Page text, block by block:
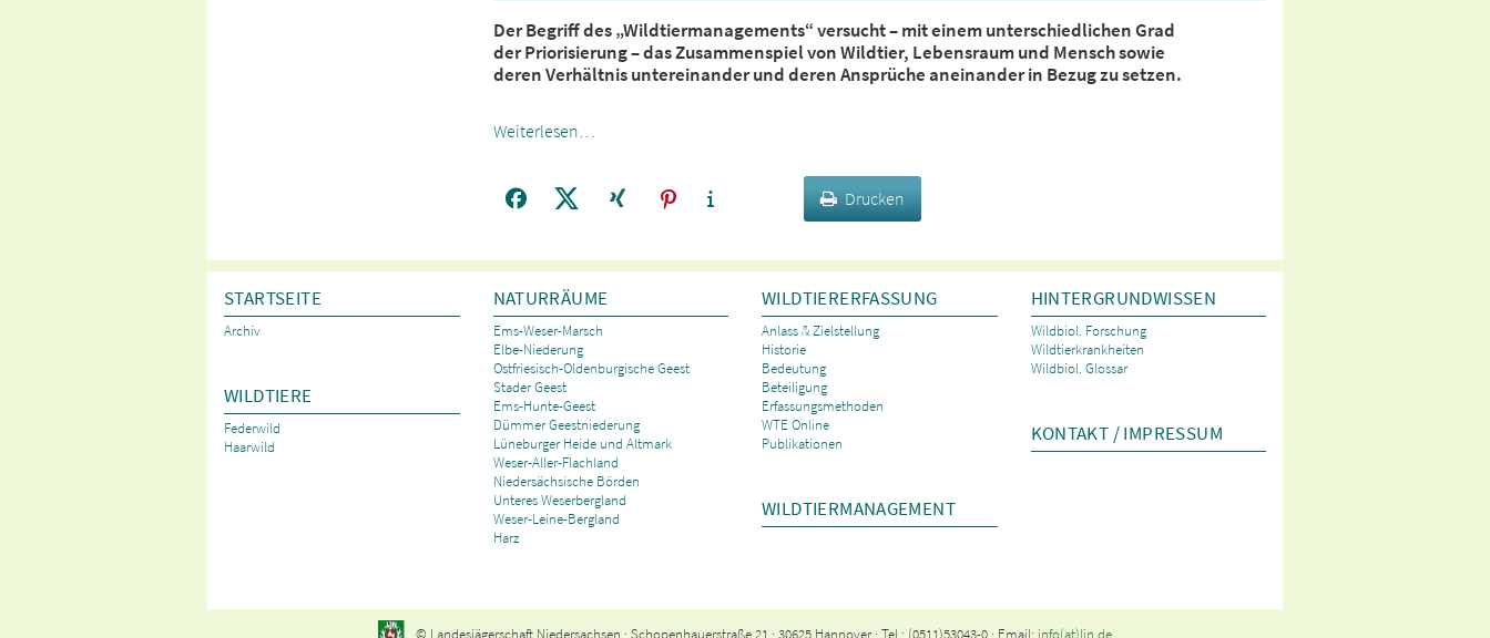
Der Begriff des „Wildtiermanagements“ versucht – mit einem unterschiedlichen Grad
der Priorisierung – das Zusammenspiel von Wildtier, Lebensraum und Mensch sowie
deren Verhältnis untereinander und deren Ansprüche aneinander in Bezug zu setzen.
Weiterlesen…
Drucken
STARTSEITE
Archiv
WILDTIERE
Federwild
Haarwild
NATURRÄUME
Ems-Weser-Marsch
Elbe-Niederung
Ostfriesisch-Oldenburgische Geest
Stader Geest
Ems-Hunte-Geest
Dümmer Geestniederung
Lüneburger Heide und Altmark
Weser-Aller-Flachland
Niedersächsische Börden
Unteres Weserbergland
Weser-Leine-Bergland
Harz
WILDTIERERFASSUNG
Anlass & Zielstellung
Historie
Bedeutung
Beteiligung
Erfassungsmethoden
WTE Online
Publikationen
WILDTIERMANAGEMENT
HINTERGRUNDWISSEN
Wildbiol. Forschung
Wildtierkrankheiten
Wildbiol. Glossar
KONTAKT / IMPRESSUM
© Landesjägerschaft Niedersachsen · Schopenhauerstraße 21 · 30625 Hannover · Tel.: (0511)53043-0 · Email: info(at)ljn.de